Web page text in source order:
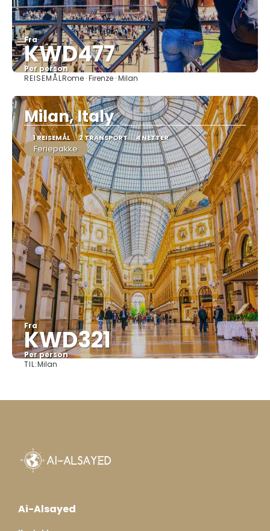
Fra
KWD477
Per person
Se
REISEMÅLRome · Firenze · Milan
Milan, Italy
1 REISEMÅL 2 TRANSPORT 4 NETTER
Feriepakke
Fra
KWD321
Per person
TIL:Milan
Ai-Alsayed